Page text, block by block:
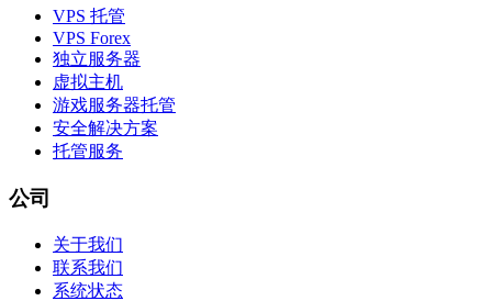
VPS 托管
VPS Forex
独立服务器
虚拟主机
游戏服务器托管
安全解决方案
托管服务
公司
关于我们
联系我们
系统状态